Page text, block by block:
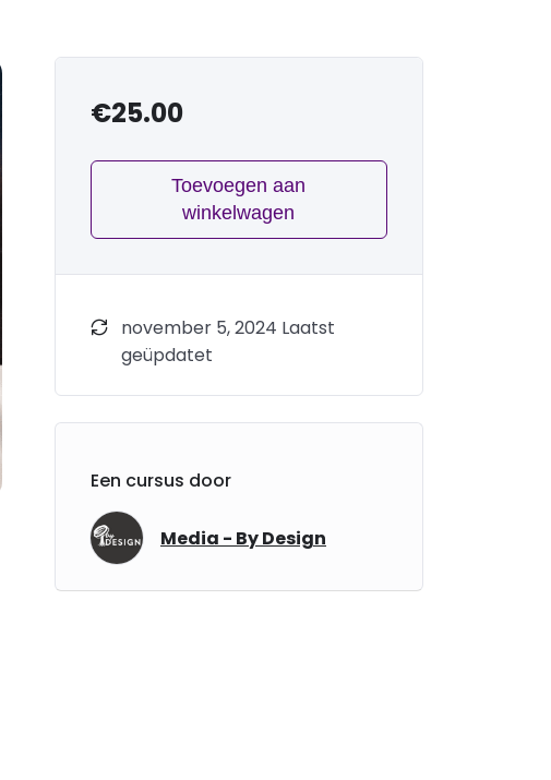
€25.00
Toevoegen aan
winkelwagen
november 5, 2024 Laatst
geüpdatet
Een cursus door
Media - By Design